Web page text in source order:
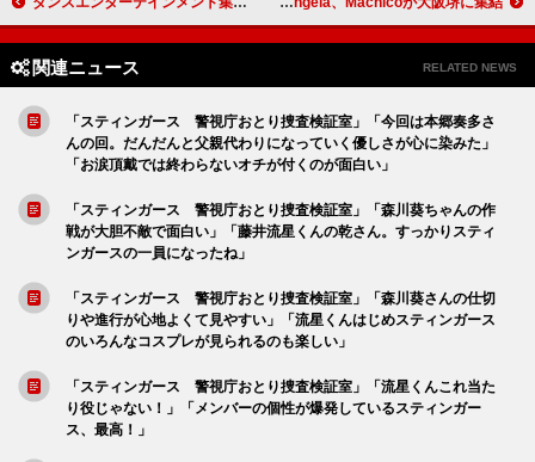
関連ニュース RELATED NEWS
「スティンガース 警視庁おとり捜査検証室」「今回は本郷奏多さ
んの回。だんだんと父親代わりになっていく優しさが心に染みた」
「お涙頂戴では終わらないオチが付くのが面白い」
「スティンガース 警視庁おとり捜査検証室」「森川葵ちゃんの作
戦が大胆不敵で面白い」「藤井流星くんの乾さん。すっかりスティ
ンガースの一員になったね」
「スティンガース 警視庁おとり捜査検証室」「森川葵さんの仕切
りや進行が心地よくて見やすい」「流星くんはじめスティンガース
のいろんなコスプレが見られるのも楽しい」
「スティンガース 警視庁おとり捜査検証室」「流星くんこれ当た
り役じゃない！」「メンバーの個性が爆発しているスティンガー
ス、最高！」